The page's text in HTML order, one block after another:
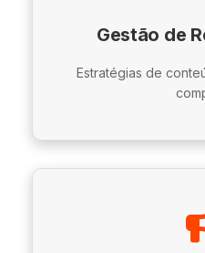
Gestão de
Estratégias de